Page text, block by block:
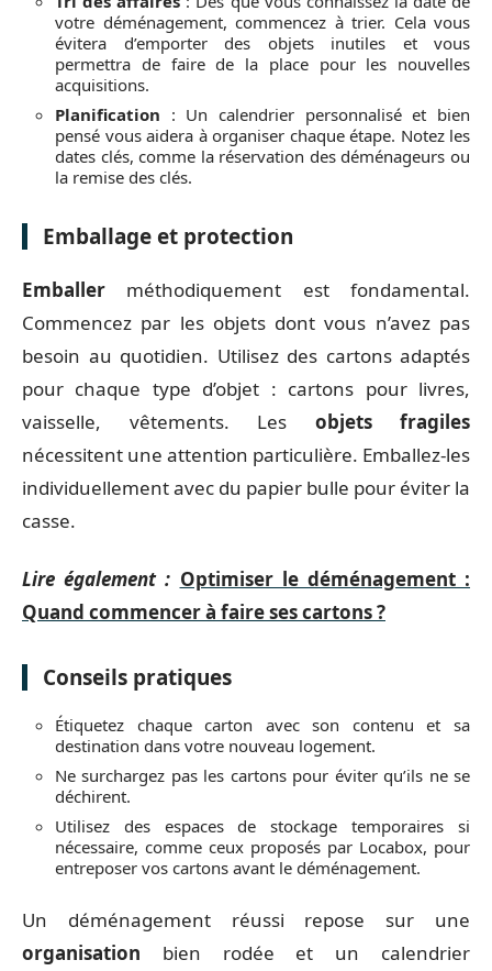
votre déménagement, commencez à trier. Cela vous
évitera d’emporter des objets inutiles et vous
permettra de faire de la place pour les nouvelles
acquisitions.
Planification : Un calendrier personnalisé et bien
pensé vous aidera à organiser chaque étape. Notez les
dates clés, comme la réservation des déménageurs ou
la remise des clés.
Emballage et protection
Emballer méthodiquement est fondamental.
Commencez par les objets dont vous n’avez pas
besoin au quotidien. Utilisez des cartons adaptés
pour chaque type d’objet : cartons pour livres,
vaisselle, vêtements. Les objets fragiles
nécessitent une attention particulière. Emballez-les
individuellement avec du papier bulle pour éviter la
casse.
Lire également : Optimiser le déménagement :
Quand commencer à faire ses cartons ?
Conseils pratiques
Étiquetez chaque carton avec son contenu et sa
destination dans votre nouveau logement.
Ne surchargez pas les cartons pour éviter qu’ils ne se
déchirent.
Utilisez des espaces de stockage temporaires si
nécessaire, comme ceux proposés par Locabox, pour
entreposer vos cartons avant le déménagement.
Un déménagement réussi repose sur une
organisation bien rodée et un calendrier